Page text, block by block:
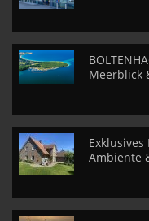
Meerblick
Exklusives
Ambiente